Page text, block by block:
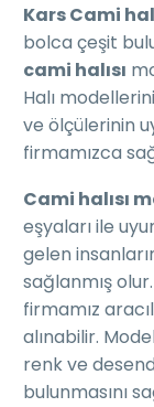
Kars Cami
bolca çeşit
cami halısı
Halı
ve ölçülerinin
firmamızca
Cami halısı
eşyaları ile
gelen
sağlanmış olur.
firmamız
alınabilir.
renk ve
bulunmasını